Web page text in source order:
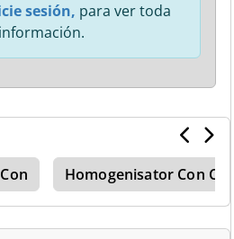
sesión, para ver toda
Homogenisator Con